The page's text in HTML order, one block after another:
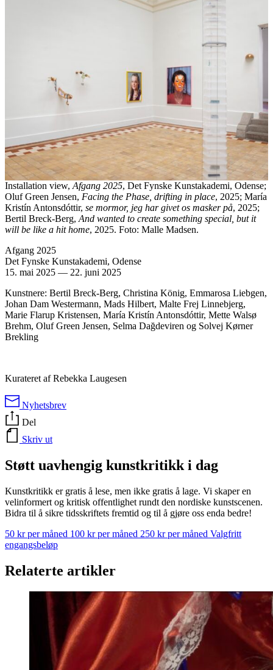
Installation view, Afgang 2025, Det Fynske Kunstakademi, Odense;
Oluf Green Jensen, Facing the Phase, drifting in place, 2025; María
Kristín Antonsdóttir, se mormor, jeg har givet os masker på, 2025;
Bertil Breck-Berg, And wanted to create something special, but it
will be like a hit home, 2025. Foto: Malle Madsen.
Afgang 2025
Det Fynske Kunstakademi, Odense
15. mai 2025 — 22. juni 2025
Kunstnere: Bertil Breck-Berg, Christina König, Emmarosa Liebgen,
Johan Dam Westermann, Mads Hilbert, Malte Frej Linnebjerg,
Marie Flarup Kristensen, María Kristín Antonsdóttir, Mette Walsø
Brehm, Oluf Green Jensen, Selma Dağdeviren og Solvej Kørner
Brekling
Kurateret af Rebekka Laugesen
Nyhetsbrev
Del
Skriv ut
Støtt uavhengig kunstkritikk i dag
Kunstkritikk er gratis å lese, men ikke gratis å lage. Vi skaper en
velinformert og kritisk offentlighet rundt den nordiske kunstscenen.
Bidra til å sikre tidsskriftets fremtid og til å gjøre oss enda bedre!
50 kr per måned 100 kr per måned 250 kr per måned Valgfritt
engangsbeløp
Relaterte artikler